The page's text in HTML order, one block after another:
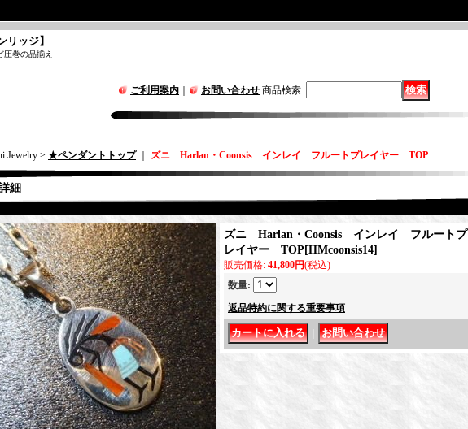
ッジ】
圧巻の品揃え
ご利用案内 お問い合わせ 商品検索:
Jewelry > ★ペンダントトップ｜ ズニ Harlan・Coonsis インレイ フルートプレイヤー TOP
細
ズニ Harlan・Coonsis インレイ フルートプ
レイヤー TOP [HMcoonsis14]
販売価格: 41,800円(税込)
数量:
返品特約に関する重要事項